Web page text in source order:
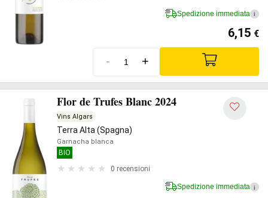
Spedizione immediata i
6,15 €
- +
Flor de Trufes Blanc 2024
Vins Algars
Terra Alta (Spagna)
Garnacha blanca
BIO
0 recensioni
Spedizione immediata i